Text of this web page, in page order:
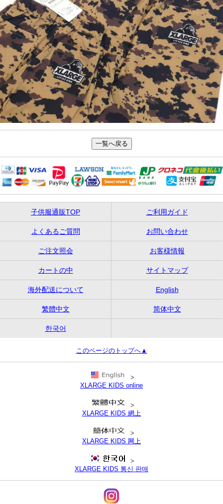
子供服通販TOP ご利用ガイド
よくあるご質問 お問い合わせ
ご注文照会 お客様情報
カートの中 サイトマップ
海外配送について English
繁體中文 简体中文
한국어
このページのトップへ▲
>
XLARGE KIDS online
>
XLARGE KIDS 網上
>
XLARGE KIDS 网上
>
XLARGE KIDS 통신 판매